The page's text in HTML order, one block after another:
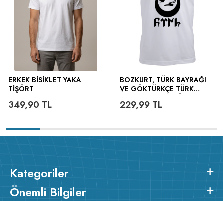
ERKEK BISIKLET YAKA
TIŞÖRT
349,90 TL
BOZKURT, TÜRK BAYRAĞI
VE GÖKTÜRKÇE TÜRK
229,99TL
Kategoriler
Önemli Bilgiler